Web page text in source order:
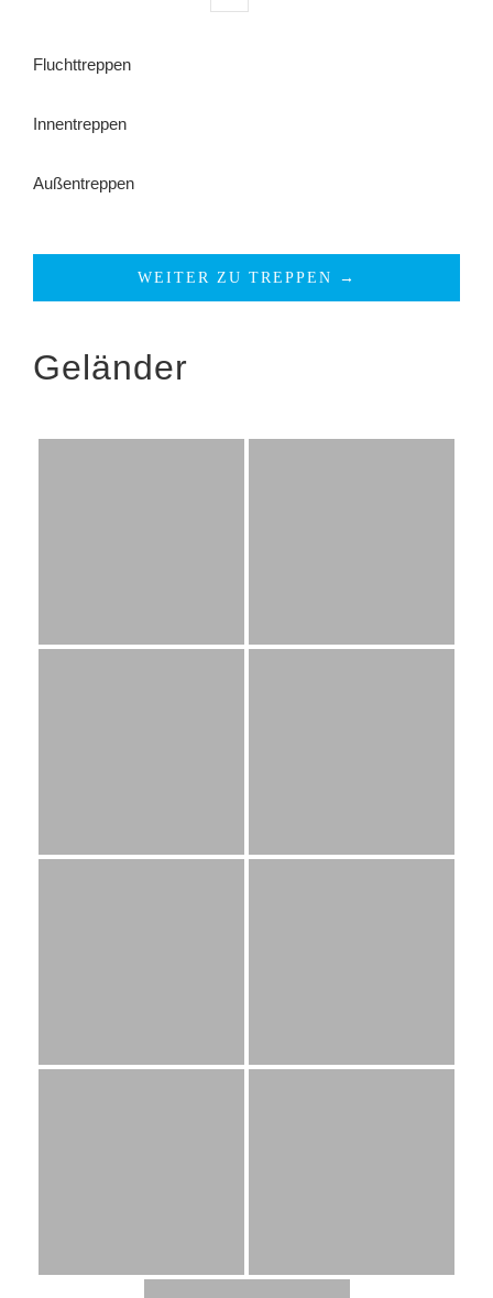
Fluchttreppen
Innentreppen
Außentreppen
WEITER ZU TREPPEN →
Geländer